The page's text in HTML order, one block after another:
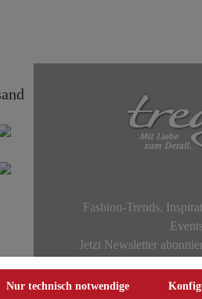
Fashion-Trends,
Jetzt Newsletter
Nur technisch notwendige